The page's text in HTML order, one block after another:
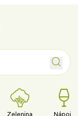
Zelenina Nápoje